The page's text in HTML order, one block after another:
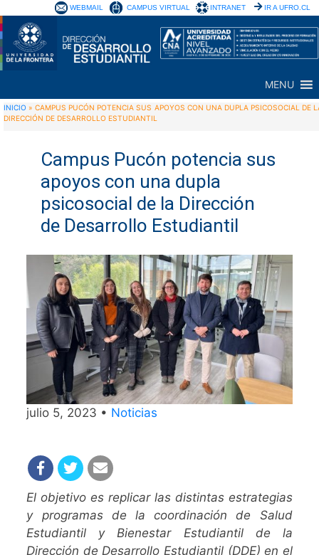
WEBMAIL CAMPUS VIRTUAL INTRANET IR A UFRO.CL
MENU
INICIO »CAMPUS PUCÓN POTENCIA SUS APOYOS CON UNA DUPLA PSICOSOCIAL DE
DIRECCIÓN DE DESARROLLO ESTUDIANTIL
Campus Pucón potencia sus
apoyos con una dupla
psicosocial de la Dirección
de Desarrollo Estudiantil
julio 5, 2023 • Noticias
El objetivo es replicar las distintas estrategias
y programas de la coordinación de Salud
Estudiantil y Bienestar Estudiantil de la
Dirección de Desarrollo Estudiantil (DDE) en el